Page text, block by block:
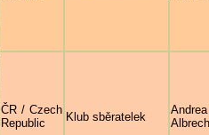
ČR / Czech
Republic
Klub sběratelek
Andrea